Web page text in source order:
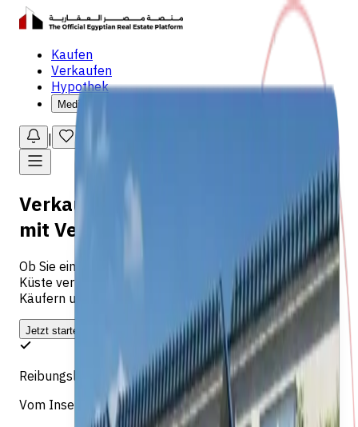
Kaufen
Verkaufen
Hypothek
Medienzentrum
Verkaufen Sie Ihre Immobilie
mit Vertrauen
Ob Sie eine Wohnung in Kairo oder eine Villa an der
Küste verkaufen — wir verbinden Sie mit den richtigen
Käufern und begleiten Sie bei jedem Schritt.
Jetzt starten
Reibungsloser Ablauf
Vom Inserat bis zum Abschluss